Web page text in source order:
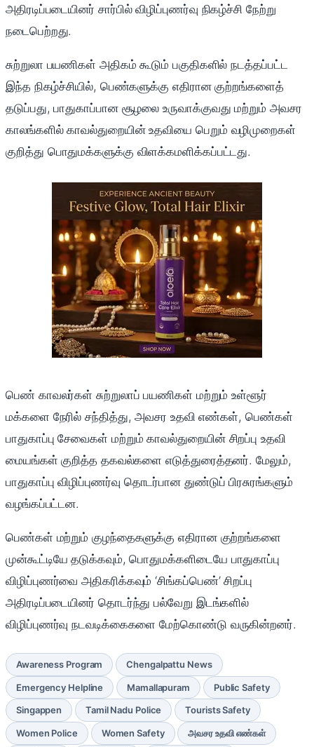
அதிரடிப்படையினர் சார்பில் விழிப்புணர்வு நிகழ்ச்சி நேற்று
நடைபெற்றது.
சுற்றுலா பயணிகள் அதிகம் கூடும் பகுதிகளில் நடத்தப்பட்ட
இந்த நிகழ்ச்சியில், பெண்களுக்கு எதிரான குற்றங்களைத்
தடுப்பது, பாதுகாப்பான சூழலை உருவாக்குவது மற்றும் அவசர
காலங்களில் காவல்துறையின் உதவியை பெறும் வழிமுறைகள்
குறித்து பொதுமக்களுக்கு விளக்கமளிக்கப்பட்டது.
பெண் காவலர்கள் சுற்றுலாப் பயணிகள் மற்றும் உள்ளூர்
மக்களை நேரில் சந்தித்து, அவசர உதவி எண்கள், பெண்கள்
பாதுகாப்பு சேவைகள் மற்றும் காவல்துறையின் சிறப்பு உதவி
மையங்கள் குறித்த தகவல்களை எடுத்துரைத்தனர். மேலும்,
பாதுகாப்பு விழிப்புணர்வு தொடர்பான துண்டுப் பிரசுரங்களும்
வழங்கப்பட்டன.
பெண்கள் மற்றும் குழந்தைகளுக்கு எதிரான குற்றங்களை
முன்கூட்டியே தடுக்கவும், பொதுமக்களிடையே பாதுகாப்பு
விழிப்புணர்வை அதிகரிக்கவும் ‘சிங்கப்பெண்’ சிறப்பு
அதிரடிப்படையினர் தொடர்ந்து பல்வேறு இடங்களில்
விழிப்புணர்வு நடவடிக்கைகளை மேற்கொண்டு வருகின்றனர்.
Awareness Program Chengalpattu News
Emergency Helpline Mamallapuram Public Safety
Singappen Tamil Nadu Police Tourists Safety
Women Police Women Safety அவசர உதவி எண்கள்